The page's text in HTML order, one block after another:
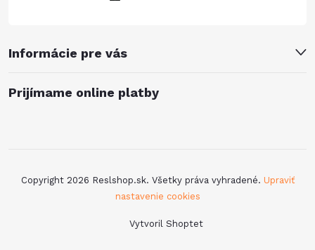
Informácie pre vás
Prijímame online platby
Vytvoril Shoptet
Copyright 2026 Reslshop.sk. Všetky práva vyhradené. Upraviť
nastavenie cookies